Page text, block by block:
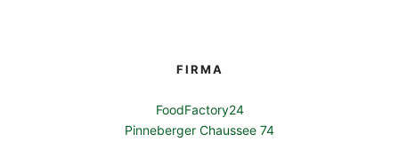
FIRMA
FoodFactory24
Pinneberger Chaussee 74